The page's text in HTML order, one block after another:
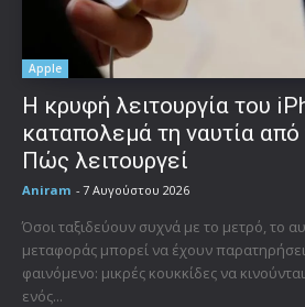
Apple
Η κρυφή λειτουργία του
καταπολεμά τη ναυτία από
Πώς λειτουργεί
Aniram - 7 Αυγούστου 2026
Όσοι ταξιδεύουν συχνά με το μετρό, το
μεταφοράς μπορεί να έχουν
φαινόμενο: μικρές κουκκίδες να
ενός...